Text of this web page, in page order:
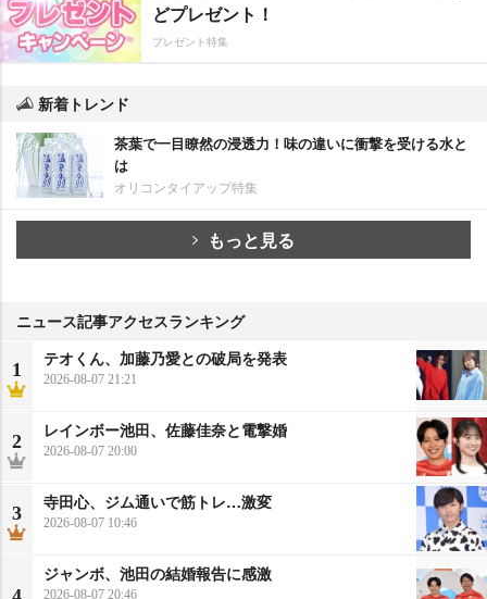
どプレゼント！
プレゼント特集
新着トレンド
茶葉で一目瞭然の浸透力！味の違いに衝撃を受ける水と
は
オリコンタイアップ特集
もっと見る
ニュース記事アクセスランキング
1
テオくん、加藤乃愛との破局を発表
2026-08-07 21:21
2
レインボー池田、佐藤佳奈と電撃婚
2026-08-07 20:00
3
寺田心、ジム通いで筋トレ…激変
2026-08-07 10:46
ジャンボ、池田の結婚報告に感激
2026-08-07 20:46